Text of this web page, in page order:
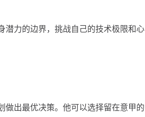
潜力的边界，挑战自己的技术极限和心
做出最优决策。他可以选择留在意甲的